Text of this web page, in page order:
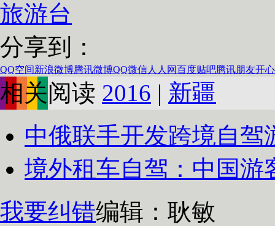
旅游台
分享到：
QQ空间新浪微博腾讯微博QQ微信人人网百度贴吧腾讯朋友开
相关阅读 2016 | 新疆
中俄联手开发跨境自驾
境外租车自驾：中国游
我要纠错编辑：耿敏